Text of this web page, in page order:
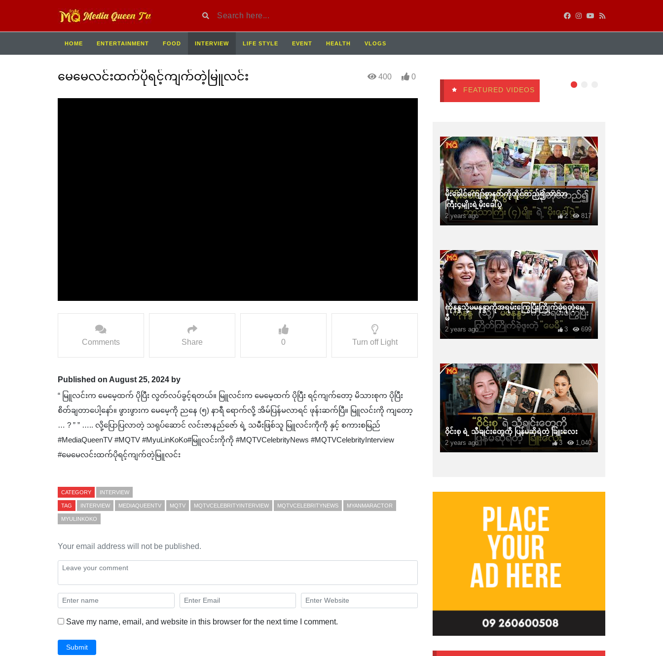
HOME ENTERTAINMENT FOOD INTERVIEW LIFE STYLE EVENT HEALTH VLOGS
မေမေလင်းထက်ပိုရင့်ကျက်တဲ့မြူလင်း 400 0
Comments Share 0 Turn off Light
Published on August 25, 2024 by
“ မြူလင်းက မေမေ့ထက် ပိုပြီး လွတ်လပ်ခွင့်ရတယ်။ ‌မြူလင်းက မေမေ့ထက် ပိုပြီး ရင့်ကျက်တော့ မိသားစုက ပိုပြီး
စိတ်ချတာပေါ့နော်။ ဖွားဖွားက မေမေ့ကို ညနေ (၅) နာရီ ရောက်လို့ အိမ်ပြန်မလာရင် ဖုန်းဆက်ပြီ။ မြူလင်းကို ကျတော့
… ? ” ” ….. လို့ပြောပြလာတဲ့ သရုပ်ဆောင် လင်းဇာနည်ဇော် ရဲ့ သမီးဖြစ်သူ မြူလင်းကိုကို နှင့် စကားစမြည်
#MediaQueenTV #MQTV #MyuLinKoKo#မြူလင်းကိုကို #MQTVCelebrityNews #MQTVCelebrityInterview
#မေမေလင်းထက်ပိုရင့်ကျက်တဲ့မြူလင်း
CATEGORY INTERVIEW
TAG INTERVIEW MEDIAQUEENTV MQTV MQTVCELEBRITYINTERVIEW MQTVCELEBRITYNEWS MYANMARACTOR
MYULINKOKO
Your email address will not be published.
Save my name, email, and website in this browser for the next time I comment.
Submit
FEATURED VIDEOS
မိုးခေါင်ကျော်စွာနတ်ကိုတိုင်တည်၍ဘာသာ
ကြီး၄မျိုးရဲ့မိုးခေါ်ပွဲ
2 years ago 817
2
ကိုနန္ဒသို့မမနန္ဒာကိုအရမ်းကြွေပြီးကြိုက်ခဲ့ရတဲ့မေ
မီ
2 years ago 699
3
ဝိုင်းစု ရဲ့ သီချင်းတွေကို ပြန်မဆိုရဲတဲ့ ခြူးလေး
2 years ago 1,040
3